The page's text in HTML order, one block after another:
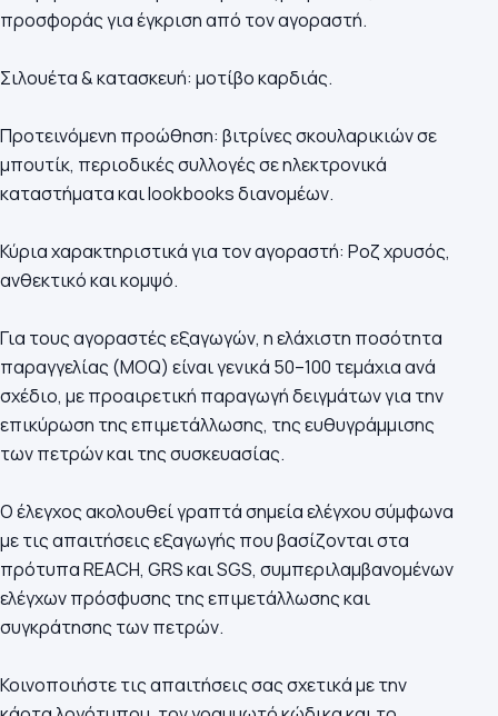
προσφοράς για έγκριση από τον αγοραστή.
Σιλουέτα & κατασκευή: μοτίβο καρδιάς.
Προτεινόμενη προώθηση: βιτρίνες σκουλαρικιών σε
μπουτίκ, περιοδικές συλλογές σε ηλεκτρονικά
καταστήματα και lookbooks διανομέων.
Κύρια χαρακτηριστικά για τον αγοραστή: Ροζ χρυσός,
ανθεκτικό και κομψό.
Για τους αγοραστές εξαγωγών, η ελάχιστη ποσότητα
παραγγελίας (MOQ) είναι γενικά 50–100 τεμάχια ανά
σχέδιο, με προαιρετική παραγωγή δειγμάτων για την
επικύρωση της επιμετάλλωσης, της ευθυγράμμισης
των πετρών και της συσκευασίας.
Ο έλεγχος ακολουθεί γραπτά σημεία ελέγχου σύμφωνα
με τις απαιτήσεις εξαγωγής που βασίζονται στα
πρότυπα REACH, GRS και SGS, συμπεριλαμβανομένων
ελέγχων πρόσφυσης της επιμετάλλωσης και
συγκράτησης των πετρών.
Κοινοποιήστε τις απαιτήσεις σας σχετικά με την